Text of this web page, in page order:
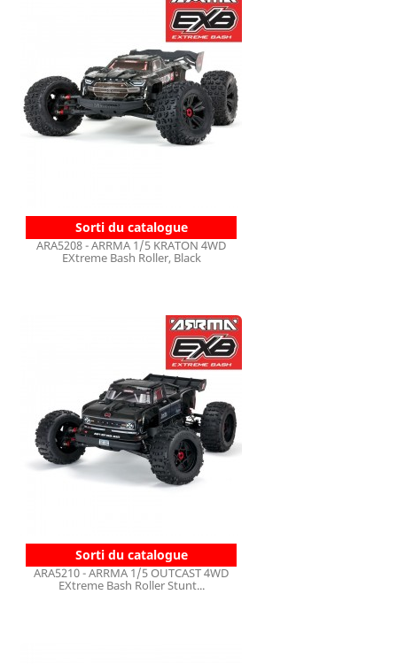
Sorti du catalogue
ARA5208 - ARRMA 1/5 KRATON 4WD
EXtreme Bash Roller, Black
Sorti du catalogue
ARA5210 - ARRMA 1/5 OUTCAST 4WD
EXtreme Bash Roller Stunt...